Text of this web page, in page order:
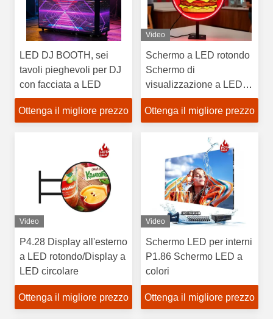
LED DJ BOOTH, sei
tavoli pieghevoli per DJ
con facciata a LED
Ottenga il migliore prezzo
Video
Schermo a LED rotondo
Schermo di
visualizzazione a LED
circolare per esterni con
diametro di 600 mm
Ottenga il migliore prezzo
Video
P4.28 Display all'esterno
a LED rotondo/Display a
LED circolare
Ottenga il migliore prezzo
Video
Schermo LED per interni
P1.86 Schermo LED a
colori
Ottenga il migliore prezzo